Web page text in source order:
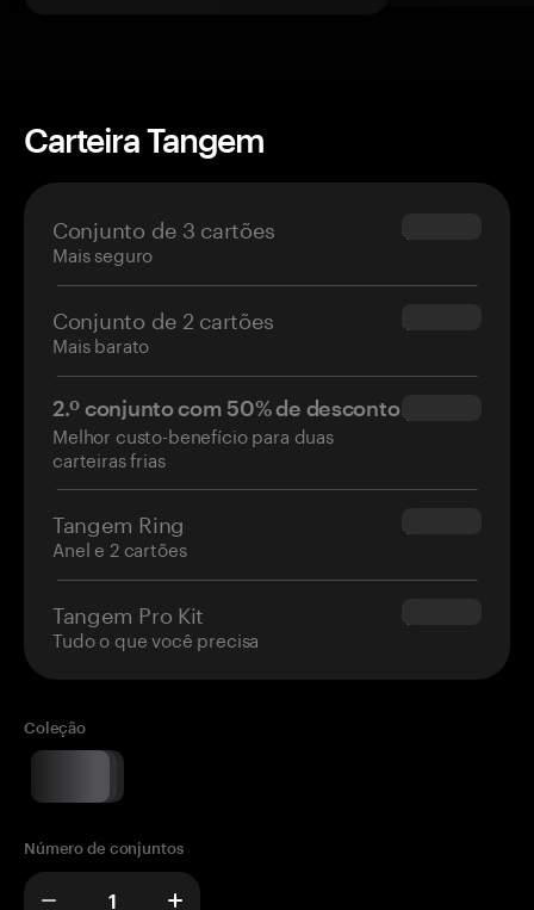
Carteira Tangem
Conjunto de 3 cartões
Mais seguro
$69.90
Conjunto de 2 cartões
Mais barato
$54.90
2.º conjunto com 50% de desconto
Melhor custo-benefício para duas
carteiras frias
$34.95
Tangem Ring
Anel e 2 cartões
$160.00
Tangem Pro Kit
Tudo o que você precisa
$180.00
Coleção
Número de conjuntos